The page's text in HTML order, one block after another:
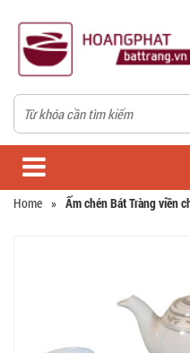
Home » Ấm chén Bát Tràng viền